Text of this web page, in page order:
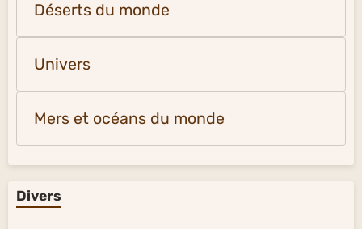
Déserts du monde
Univers
Mers et océans du monde
Divers